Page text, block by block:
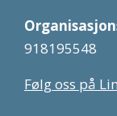
918195548
Følg oss på